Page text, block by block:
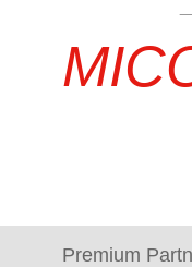
Premium